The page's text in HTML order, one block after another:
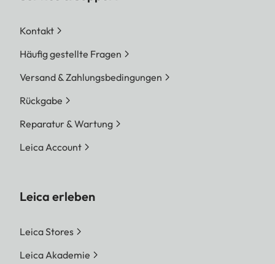
Kontakt
Häufig gestellte Fragen
Versand & Zahlungsbedingungen
Rückgabe
Reparatur & Wartung
Leica Account
Leica erleben
Leica Stores
Leica Akademie